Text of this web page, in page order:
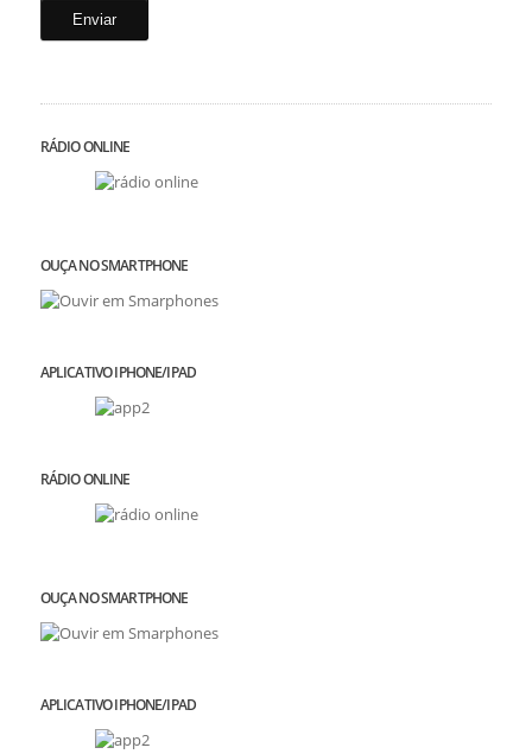
RÁDIO ONLINE
OUÇA NO SMARTPHONE
APLICATIVO IPHONE/IPAD
RÁDIO ONLINE
OUÇA NO SMARTPHONE
APLICATIVO IPHONE/IPAD